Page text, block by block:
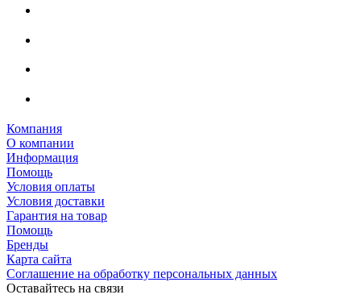
Компания
О компании
Информация
Помощь
Условия оплаты
Условия доставки
Гарантия на товар
Помощь
Бренды
Карта сайта
Соглашение на обработку персональных данных
Оставайтесь на связи